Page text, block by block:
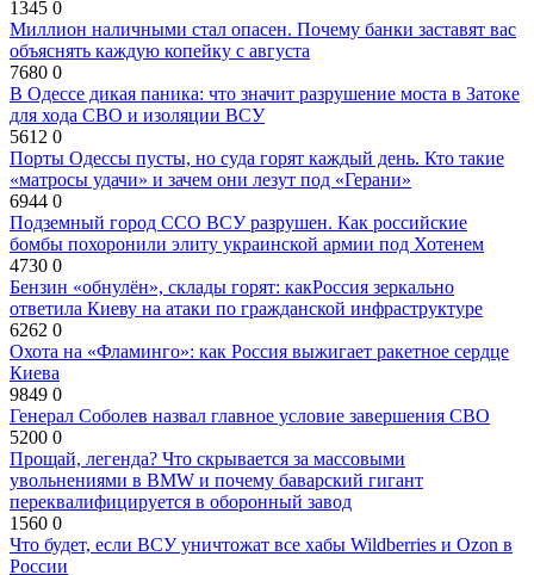
1345 0
Миллион наличными стал опасен. Почему банки заставят вас
объяснять каждую копейку с августа
7680 0
В Одессе дикая паника: что значит разрушение моста в Затоке
для хода СВО и изоляции ВСУ
5612 0
Порты Одессы пусты, но суда горят каждый день. Кто такие
«матросы удачи» и зачем они лезут под «Герани»
6944 0
Подземный город ССО ВСУ разрушен. Как российские
бомбы похоронили элиту украинской армии под Хотенем
4730 0
Бензин «обнулён», склады горят: какРоссия зеркально
ответила Киеву на атаки по гражданской инфраструктуре
6262 0
Охота на «Фламинго»: как Россия выжигает ракетное сердце
Киева
9849 0
Генерал Соболев назвал главное условие завершения СВО
5200 0
Прощай, легенда? Что скрывается за массовыми
увольнениями в BMW и почему баварский гигант
переквалифицируется в оборонный завод
1560 0
Что будет, если ВСУ уничтожат все хабы Wildberries и Ozon в
России